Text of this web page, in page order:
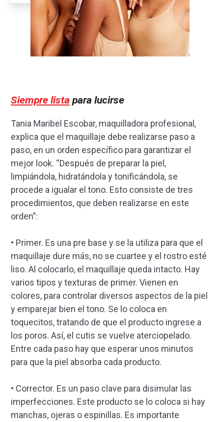
Siempre lista para lucirse
Tania Maribel Escobar, maquilladora profesional,
explica que el maquillaje debe realizarse paso a
paso, en un orden específico para garantizar el
mejor look. “Después de preparar la piel,
limpiándola, hidratándola y tonificándola, se
procede a igualar el tono. Esto consiste de tres
procedimientos, que deben realizarse en este
orden”:
• Primer. Es una pre base y se la utiliza para que el
maquillaje dure más, no se cuartee y el rostro esté
liso. Al colocarlo, el maquillaje queda intacto. Hay
varios tipos y texturas de primer. Vienen en
colores, para controlar diversos aspectos de la piel
y emparejar bien el tono. Se lo coloca en
toquecitos, tratando de que el producto ingrese a
los poros. Así, el cutis se vuelve aterciopelado.
Entre cada paso hay que esperar unos minutos
para que la piel absorba cada producto.
• Corrector. Es un paso clave para disimular las
imperfecciones. Este producto se lo coloca si hay
manchas, ojeras o espinillas. Es importante